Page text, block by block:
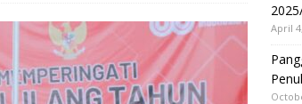
April